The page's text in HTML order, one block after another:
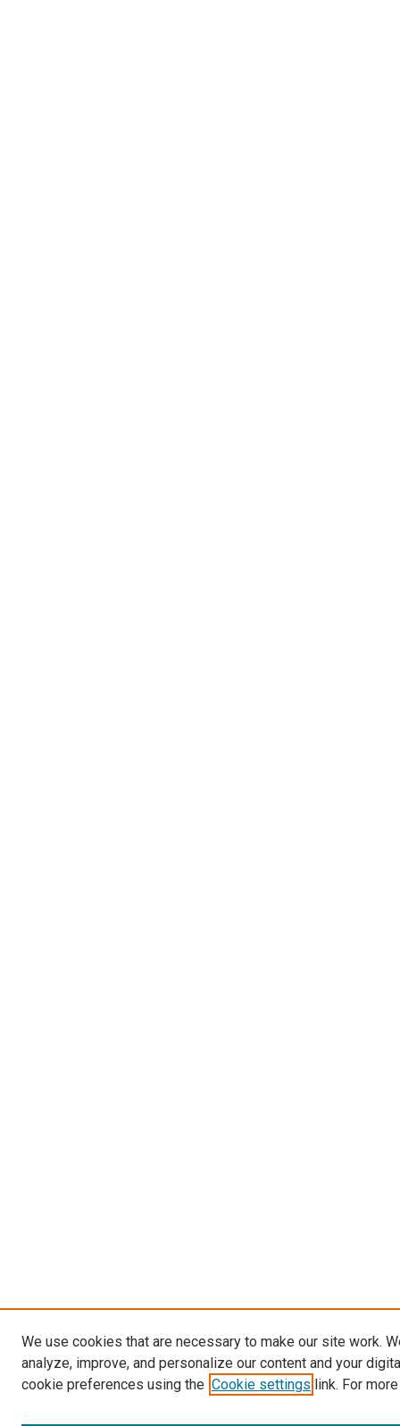
We use cookies that are necessary to make our site work.
analyze, improve, and personalize our content and your
cookie preferences using the Cookie settings link. For